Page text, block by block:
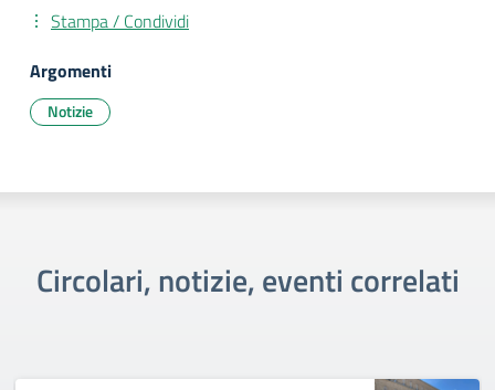
Stampa / Condividi
Argomenti
Notizie
Circolari, notizie, eventi correlati